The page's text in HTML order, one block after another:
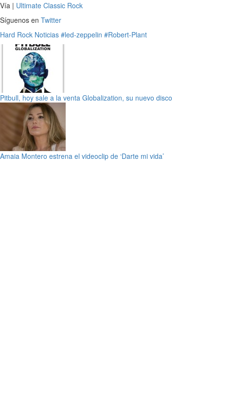
Vía | Ultimate Classic Rock
Síguenos en Twitter
Hard Rock Noticias #led-zeppelin #Robert-Plant
Pitbull, hoy sale a la venta Globalization, su nuevo disco
Amaia Montero estrena el videoclip de ‘Darte mi vida’